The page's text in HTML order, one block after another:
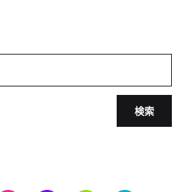
検索